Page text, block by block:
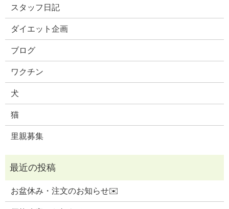
スタッフ日記
ダイエット企画
ブログ
ワクチン
犬
猫
里親募集
お盆休み・注文のお知らせ✉️